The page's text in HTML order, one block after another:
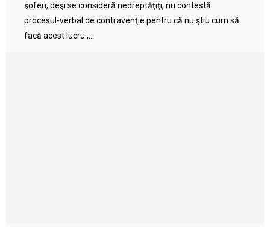
şoferi, deşi se consideră nedreptăţiţi, nu contestă
procesul-verbal de contravenţie pentru că nu ştiu cum să
facă acest lucru.,...